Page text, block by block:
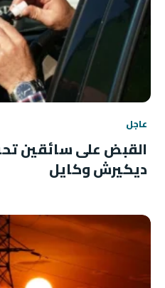
عاجل
القبض على سائقين
ديكيرش وكايل